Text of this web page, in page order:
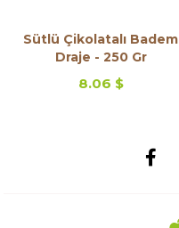
Sütlü Çikolatalı Badem
Draje - 250 Gr
8.06 $